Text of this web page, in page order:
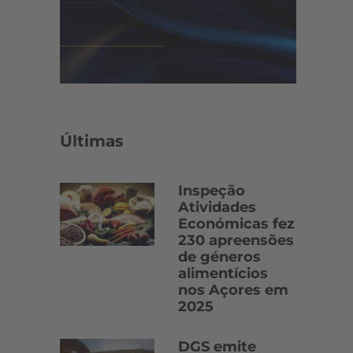
Últimas
Inspeção
Atividades
Económicas fez
230 apreensões
de géneros
alimentícios
nos Açores em
2025
DGS emite